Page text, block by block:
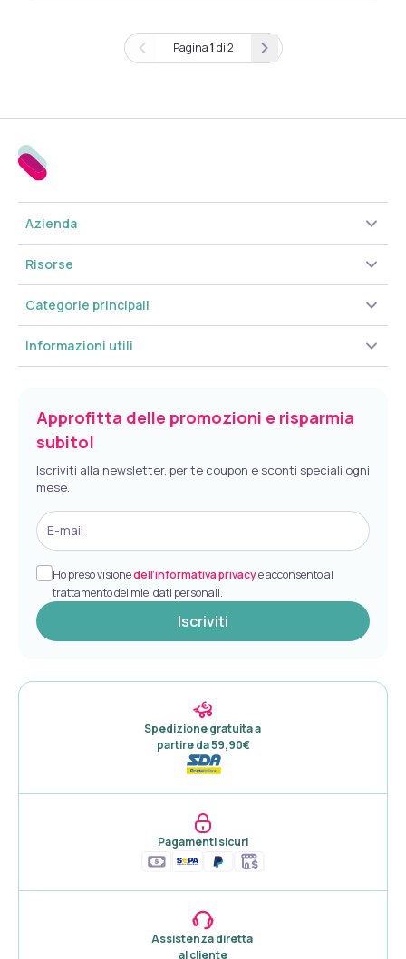
Pagina1 di2
Azienda
Risorse
Categorie principali
Informazioni utili
Approfitta delle promozioni e risparmia
subito!
Iscriviti alla newsletter, per te coupon e sconti speciali ogni
mese.
E-mail
Ho preso visionedell’informativa privacye acconsento al
trattamento dei miei dati personali.
Iscriviti
Spedizione gratuita a
partire da 59,90€
Pagamenti sicuri
Assistenza diretta
al cliente